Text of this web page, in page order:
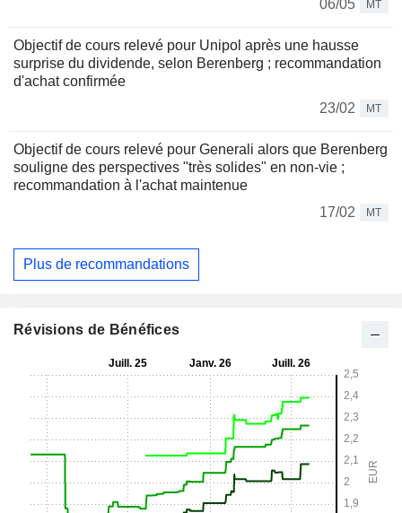
06/05
MT
Objectif de cours relevé pour Unipol après une hausse
surprise du dividende, selon Berenberg ; recommandation
d'achat confirmée
23/02
MT
Objectif de cours relevé pour Generali alors que Berenberg
souligne des perspectives "très solides" en non-vie ;
recommandation à l'achat maintenue
17/02
MT
Plus de recommandations
Révisions de Bénéfices